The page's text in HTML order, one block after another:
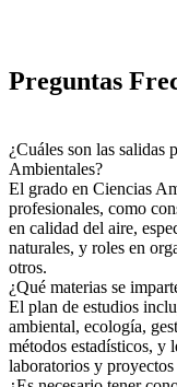
Preguntas
¿Cuáles son las salidas
Ambientales?
El grado en Ciencias
profesionales, como
en calidad del aire,
naturales, y roles en
otros.
¿Qué materias se
El plan de estudios
ambiental, ecología,
métodos estadísticos, y
laboratorios y proyectos